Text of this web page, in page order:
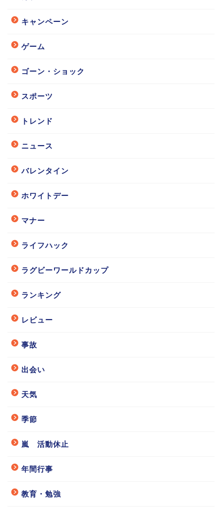
キャンペーン
ゲーム
ゴーン・ショック
スポーツ
トレンド
ニュース
バレンタイン
ホワイトデー
マナー
ライフハック
ラグビーワールドカップ
ランキング
レビュー
事故
出会い
天気
季節
嵐 活動休止
年間行事
教育・勉強